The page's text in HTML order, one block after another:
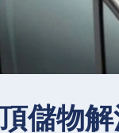
儲物